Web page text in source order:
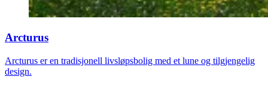
Arcturus
Arcturus er en tradisjonell livsløpsbolig med et lune og tilgjengelig
design.